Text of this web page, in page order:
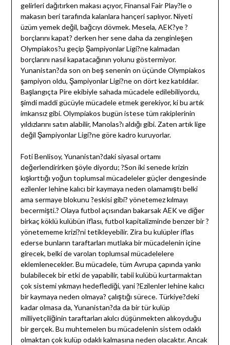
gelirleri dağıtırken makası açıyor, Finansal Fair Play?le o
makasın beri tarafında kalanlara hançeri saplıyor. Niyeti
üzüm yemek değil, bağcıyı dövmek. Mesela, AEK?ye ?
borçlarını kapat? derken her sene daha da zenginleşen
Olympiakos?u geçip Şampiyonlar Ligi?ne kalmadan
borçlarını nasıl kapatacağının yolunu göstermiyor.
Yunanistan?da son on beş senenin on üçünde Olympiakos
şampiyon oldu, Şampiyonlar Ligi?ne on dört kez katıldılar.
Başlangıçta Pire ekibiyle sahada mücadele edilebiliyordu,
şimdi maddi gücüyle mücadele etmek gerekiyor, ki bu artık
imkansız gibi. Olympiakos bugün istese tüm rakiplerinin
yıldızlarını satın alabilir, Manolas?ı aldığı gibi. Zaten artık lige
değil Şampiyonlar Ligi?ne göre kadro kuruyorlar.
Foti Benlisoy, Yunanistan?daki siyasal ortamı
değerlendirirken şöyle diyordu; ?Son iki senede krizin
kışkırttığı yoğun toplumsal mücadeleler güçler dengesinde
ezilenler lehine kalıcı bir kaymaya neden olamamıştı belki
ama sermaye blokunu ?eskisi gibi? yönetemez kılmayı
becermişti.? Olaya futbol açısından bakarsak AEK ve diğer
birkaç köklü kulübün iflası, futbol kapitalizminde benzer bir ?
yönetememe krizi?ni tetikleyebilir. Zira bu kulüpler iflas
ederse bunların taraftarları mutlaka bir mücadelenin içine
girecek, belki de varolan toplumsal mücadelelere
eklemlenecekler. Bu mücadele, tüm Avrupa çapında yankı
bulabilecek bir etki de yapabilir, tabii kulübü kurtarmaktan
çok sistemi yıkmayı hedeflediği, yani ?Ezilenler lehine kalıcı
bir kaymaya neden olmaya? çalıştığı sürece. Türkiye?deki
kadar olmasa da, Yunanistan?da da bir tür kulüp
milliyetçiliğinin taraftarları akılcı düşünmekten alıkoyduğu
bir gerçek. Bu muhtemelen bu mücadelenin sistem odaklı
olmaktan çok kulüp odaklı kalmasına neden olacaktır. Ancak